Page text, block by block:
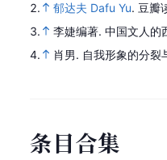
2.
郁达夫 Dafu Yu. 豆瓣
3.
李婕编著. 中国文人的
4.
肖男. 自我形象的分
条目合集